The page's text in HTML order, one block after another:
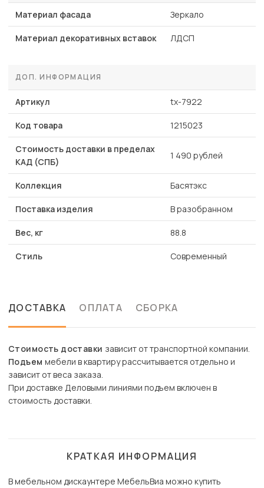
Материал фасада Зеркало
Материал декоративных вставок ЛДСП
ДОП. ИНФОРМАЦИЯ
Артикул tx-7922
Код товара 1215023
Стоимость доставки в пределах
КАД (СПБ)
1 490 рублей
Коллекция Басятэкс
Поставка изделия В разобранном
Вес, кг 88.8
Стиль Современный
ДОСТАВКА ОПЛАТА СБОРКА
Стоимость доставки зависит от транспортной компании.
Подъем мебели в квартиру рассчитывается отдельно и
зависит от веса заказа.
При доставке Деловыми линиями подъем включен в
стоимость доставки.
КРАТКАЯ ИНФОРМАЦИЯ
В мебельном дискаунтере МебельВиа можно купить